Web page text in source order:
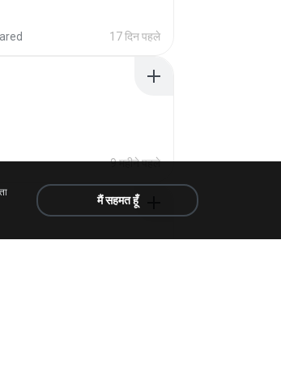
17 दिन पहले
9 महीने पहले
मैं सहमत हूँ